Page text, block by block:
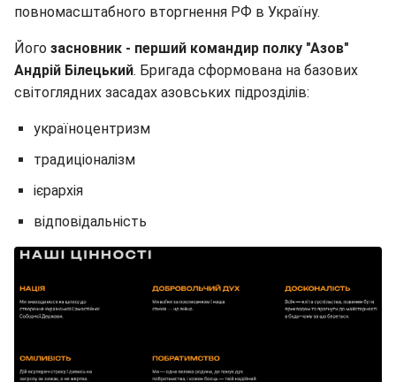
повномасштабного вторгнення РФ в Україну.
Його засновник - перший командир полку "Азов"
Андрій Білецький. Бригада сформована на базових
світоглядних засадах азовських підрозділів:
україноцентризм
традиціоналізм
ієрархія
відповідальність